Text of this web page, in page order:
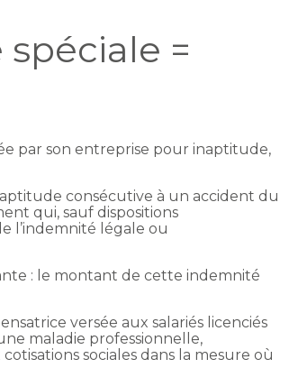
=
par son entreprise pour inaptitude,
consécutive à un accident du
qui, sauf dispositions
l’indemnité légale ou
: le montant de cette indemnité
versée aux salariés licenciés
maladie professionnelle,
sociales dans la mesure où